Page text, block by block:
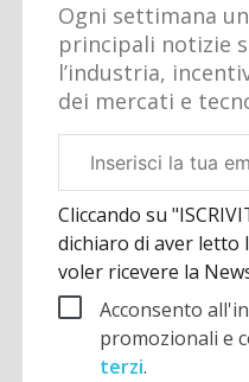
Ogni settimana
principali notizie
l’industria,
dei mercati e
aziendale
Cliccando su
dichiaro di aver letto
voler ricevere la
Acconsento
promozionali e
terzi.